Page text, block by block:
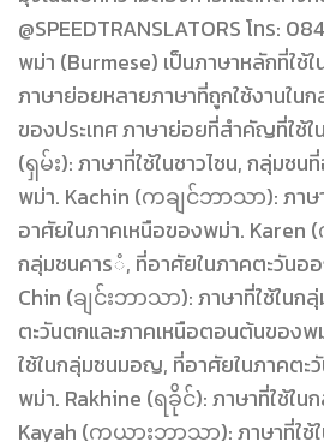
@SPEEDTRANSLATORS โทร:
พม่า (Burmese) เป็นภาษาหลักที่ใช้ใ
ภาษาย่อยหลายภาษาที่ถูกใช้งานใน
ของประเทศ ภาษาย่อยที่สำคัญที่ใช้ใ
(ရှမ်း): ภาษาที่ใช้ในชาวไชน, กลุ่มชน
พม่า. Kachin (ကချင်ဘာသာ): ภาษา
อาศัยในภาคเหนือของพม่า.
กลุ่มชนคารំ, ที่อาศัยในภาคตะวันอ
Chin (ချင်းဘာသာ): ภาษาที่ใช้ในก
ตะวันตกและภาคเหนือตอนต้นของพ
ใช้ในกลุ่มชนมอญ, ที่อาศัยในภาคตะ
พม่า. Rakhine (ရခိုင်): ภาษาที่ใช้ใน
Kayah (ကယားဘာသာ): ภาษาที่ใช้ใ